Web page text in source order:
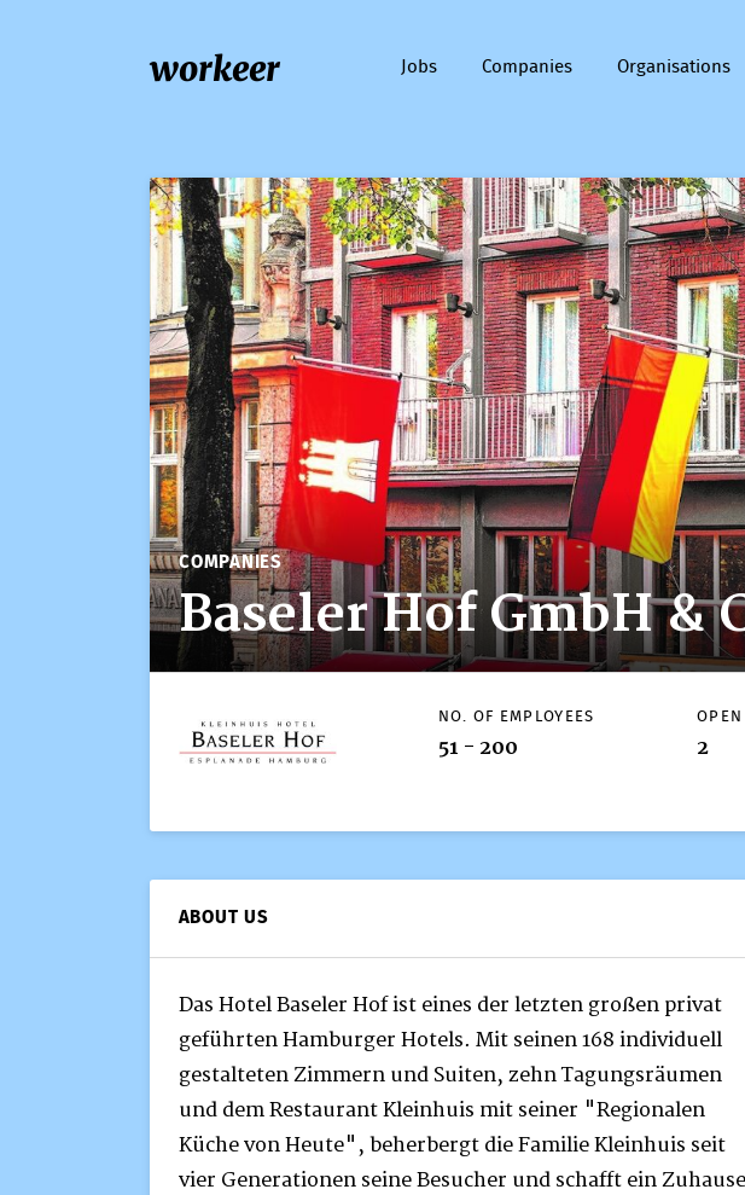
workeer Jobs Companies Organisations
COMPANIES
Baseler Hof GmbH &
NO. OF EMPLOYEES
51 - 200 2
ABOUT US
Das Hotel Baseler Hof ist eines der letzten großen privat
geführten Hamburger Hotels. Mit seinen 168 individuell
gestalteten Zimmern und Suiten, zehn Tagungsräumen
und dem Restaurant Kleinhuis mit seiner "Regionalen
Küche von Heute", beherbergt die Familie Kleinhuis seit
vier Generationen seine Besucher und schafft ein Zuhause